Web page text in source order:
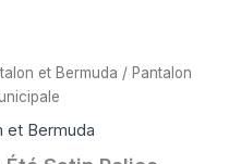
et Bermuda / Pantalon
et Bermuda